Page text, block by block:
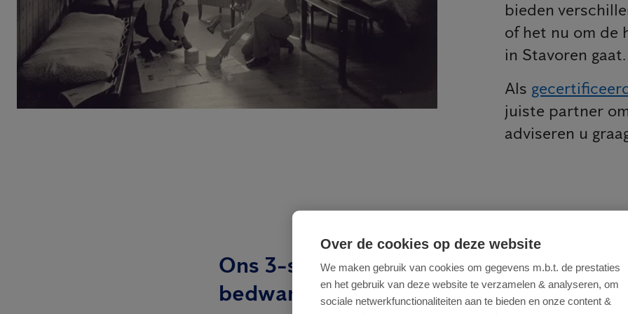
bieden
of het nu om de
in Stavoren gaat.
Als
juiste partner
adviseren u
Ons 3-stappenplan voor een succesvolle
bedwantsenbestrijding
Over de cookies op deze website
We maken gebruik van cookies om gegevens m.b.t. de prestaties
en het gebruik van deze website te verzamelen & analyseren, om
sociale netwerkfunctionaliteiten aan te bieden en onze content &